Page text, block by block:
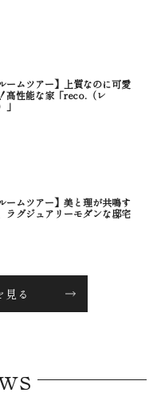
ームツアー】上質なのに可愛
高性能な家「reco.（レ
」
ルームツアー】美と理が共鳴す
ラグジュアリーモダンな邸宅
見る